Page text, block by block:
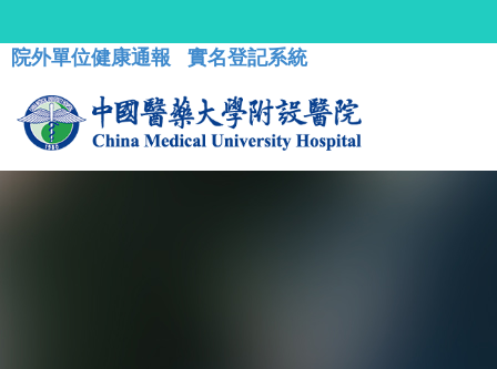
院外單位健康通報 實名登記系統